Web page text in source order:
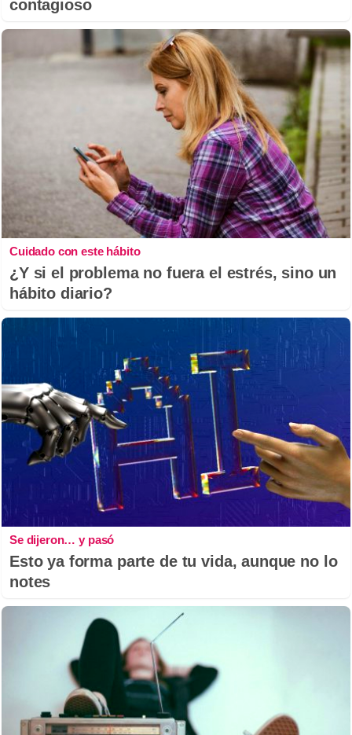
contagioso
Cuidado con este hábito
¿Y si el problema no fuera el estrés, sino un
hábito diario?
Se dijeron… y pasó
Esto ya forma parte de tu vida, aunque no lo
notes